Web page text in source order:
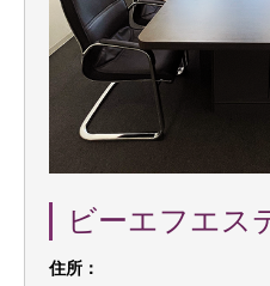
ビーエフエス
住所：